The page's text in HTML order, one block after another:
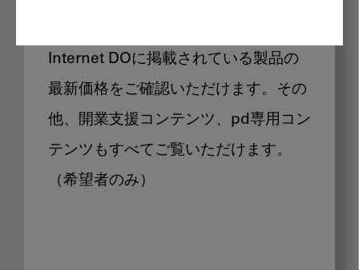
Internet DOに掲載されている製品の
最新価格をご確認いただけます。その
他、開業支援コンテンツ、pd専用コン
テンツもすべてご覧いただけます。
（希望者のみ）